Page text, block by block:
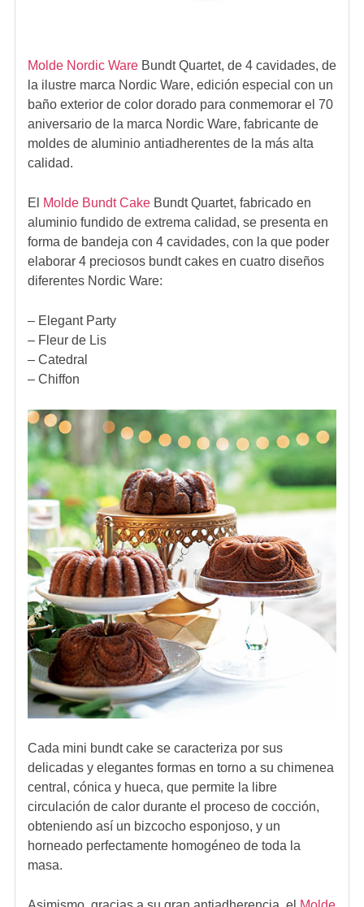
Molde Nordic Ware Bundt Quartet, de 4 cavidades, de
la ilustre marca Nordic Ware, edición especial con un
baño exterior de color dorado para conmemorar el 70
aniversario de la marca Nordic Ware, fabricante de
moldes de aluminio antiadherentes de la más alta
calidad.
El Molde Bundt Cake Bundt Quartet, fabricado en
aluminio fundido de extrema calidad, se presenta en
forma de bandeja con 4 cavidades, con la que poder
elaborar 4 preciosos bundt cakes en cuatro diseños
diferentes Nordic Ware:
– Elegant Party
– Fleur de Lis
– Catedral
– Chiffon
Cada mini bundt cake se caracteriza por sus
delicadas y elegantes formas en torno a su chimenea
central, cónica y hueca, que permite la libre
circulación de calor durante el proceso de cocción,
obteniendo así un bizcocho esponjoso, y un
horneado perfectamente homogéneode toda la
masa.